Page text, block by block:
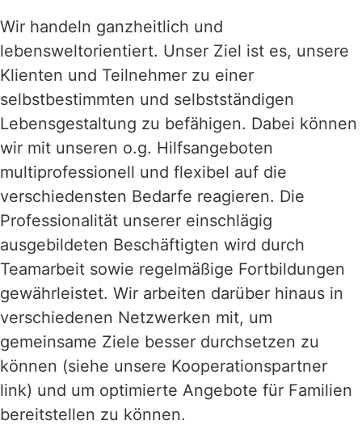
Wir handeln ganzheitlich und
lebensweltorientiert. Unser Ziel ist es, unsere
Klienten und Teilnehmer zu einer
selbstbestimmten und selbstständigen
Lebensgestaltung zu befähigen. Dabei können
wir mit unseren o.g. Hilfsangeboten
multiprofessionell und flexibel auf die
verschiedensten Bedarfe reagieren. Die
Professionalität unserer einschlägig
ausgebildeten Beschäftigten wird durch
Teamarbeit sowie regelmäßige Fortbildungen
gewährleistet. Wir arbeiten darüber hinaus in
verschiedenen Netzwerken mit, um
gemeinsame Ziele besser durchsetzen zu
können (siehe unsere Kooperationspartner
link) und um optimierte Angebote für Familien
bereitstellen zu können.